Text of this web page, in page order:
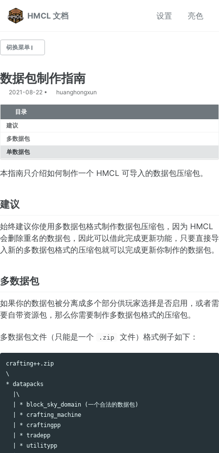
转到主导航栏
转到内容
转到底部
HMCL 文档
设置 亮色
切换菜单
常见问题
启动器使用相关
整合包帮助
多人联机帮助
版本隔离
设置离线皮肤
HMCL 的自动安装使用教程
安装光影
作 HMCL 格式的数据包
制作整合包
添加默认 authlib-injector 验证服务器
稳定版
用户协议
项目官网
项目仓库
文档仓库
数据包制作指南
2021-08-22 huanghongxun
目录
建议
多数据包
单数据包
本指南只介绍如何制作一个 HMCL 可导入的数据包压缩包。
建议
始终建议你使用多数据包格式制作数据包压缩包，因为 HMCL
会删除重名的数据包，因此可以借此完成更新功能，只要直接导
入新的多数据包格式的压缩包就可以完成更新你制作的数据包。
多数据包
如果你的数据包被分离成多个部分供玩家选择是否启用，或者需
要自带资源包，那么你需要制作多数据包格式的压缩包。
多数据包文件（只能是一个 .zip 文件）格式例子如下：
Copy code
crafting++.zip
\
* datapacks
  |\
  | * block_sky_domain (一个合法的数据包)
  | * crafting_machine
  | * craftingpp
  | * tradepp
  | * utilitypp